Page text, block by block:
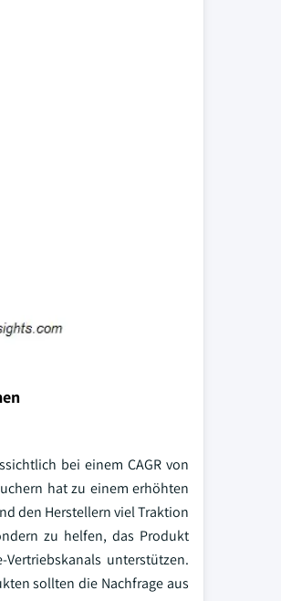
bei einem CAGR von
hat zu einem erhöhten
den Herstellern viel Traktion
zu helfen, das Produkt
unterstützen.
sollten die Nachfrage aus